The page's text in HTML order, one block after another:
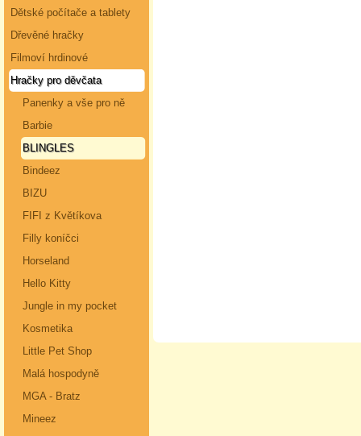
Dětské počítače a tablety
Dřevěné hračky
Filmoví hrdinové
Hračky pro děvčata
Panenky a vše pro ně
Barbie
BLINGLES
Bindeez
BIZU
FIFI z Květíkova
Filly koníčci
Horseland
Hello Kitty
Jungle in my pocket
Kosmetika
Little Pet Shop
Malá hospodyně
MGA - Bratz
Mineez